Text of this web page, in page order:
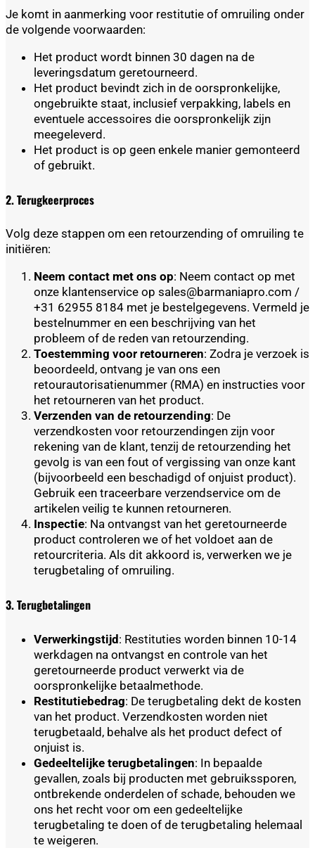
Je komt in aanmerking voor restitutie of omruiling onder
de volgende voorwaarden:
Het product wordt binnen 30 dagen na de
leveringsdatum geretourneerd.
Het product bevindt zich in de oorspronkelijke,
ongebruikte staat, inclusief verpakking, labels en
eventuele accessoires die oorspronkelijk zijn
meegeleverd.
Het product is op geen enkele manier gemonteerd
of gebruikt.
2. Terugkeerproces
Volg deze stappen om een retourzending of omruiling te
initiëren:
Neem contact met ons op: Neem contact op met
onze klantenservice op sales@barmaniapro.com /
+31 62955 8184 met je bestelgegevens. Vermeld je
bestelnummer en een beschrijving van het
probleem of de reden van retourzending.
Toestemming voor retourneren: Zodra je verzoek is
beoordeeld, ontvang je van ons een
retourautorisatienummer (RMA) en instructies voor
het retourneren van het product.
Verzenden van de retourzending: De
verzendkosten voor retourzendingen zijn voor
rekening van de klant, tenzij de retourzending het
gevolg is van een fout of vergissing van onze kant
(bijvoorbeeld een beschadigd of onjuist product).
Gebruik een traceerbare verzendservice om de
artikelen veilig te kunnen retourneren.
Inspectie: Na ontvangst van het geretourneerde
product controleren we of het voldoet aan de
retourcriteria. Als dit akkoord is, verwerken we je
terugbetaling of omruiling.
3. Terugbetalingen
Verwerkingstijd: Restituties worden binnen 10-14
werkdagen na ontvangst en controle van het
geretourneerde product verwerkt via de
oorspronkelijke betaalmethode.
Restitutiebedrag: De terugbetaling dekt de kosten
van het product. Verzendkosten worden niet
terugbetaald, behalve als het product defect of
onjuist is.
Gedeeltelijke terugbetalingen: In bepaalde
gevallen, zoals bij producten met gebruikssporen,
ontbrekende onderdelen of schade, behouden we
ons het recht voor om een gedeeltelijke
terugbetaling te doen of de terugbetaling helemaal
te weigeren.